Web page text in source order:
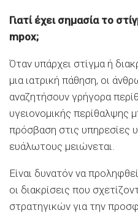
Γιατί έχει σημασία το
mpox;
Όταν υπάρχει στίγμα ή
μια ιατρική πάθηση, οι
αναζητήσουν γρήγορα
υγειονομικής περίθαλψης
πρόσβαση στις υπηρεσίες
ευάλωτους μειώνεται.
Είναι δυνατόν να
οι διακρίσεις που
στρατηγικών για την